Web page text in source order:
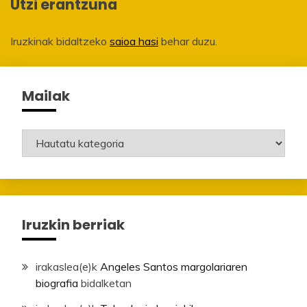
Utzi erantzuna
Iruzkinak bidaltzeko saioa hasi behar duzu.
Mailak
Mailak
Iruzkin berriak
irakaslea(e)k Angeles Santos margolariaren
biografia bidalketan